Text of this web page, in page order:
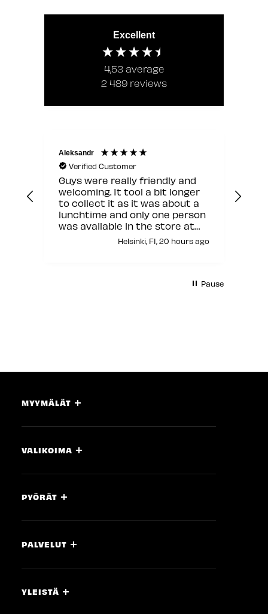
Excellent
4,53 average
2 489 reviews
Aleksandr
Verified Customer
Guys were really friendly and
welcoming. It tool a bit longer
to collect it as it was about a
lunchtime and only one person
was available in the store at
that moment but other than
Helsinki, FI, 20 hours ago
Pause
MYYMÄLÄT
VALIKOIMA
PYÖRÄT
PALVELUT
YLEISTÄ